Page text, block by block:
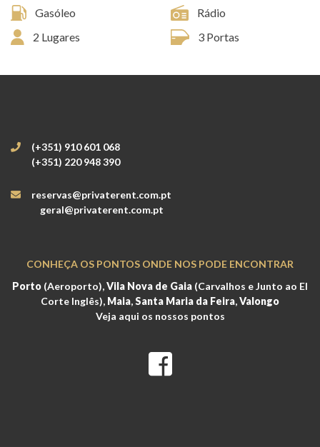
Gasóleo
Rádio
2 Lugares
3 Portas
(+351) 910 601 068
(+351) 220 948 390
reservas@privaterent.com.pt
geral@privaterent.com.pt
CONHEÇA OS PONTOS ONDE NOS PODE ENCONTRAR
Porto (Aeroporto),Vila Nova de Gaia (Carvalhos e Junto ao El
Corte Inglês), Maia,Santa Maria da Feira,Valongo
Veja aqui os nossos pontos